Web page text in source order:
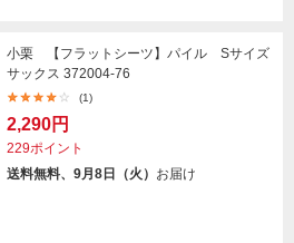
小栗 【フラットシーツ】パイル Sサイズ
サックス 372004-76
(1)
2,290円
229ポイント
送料無料、9月8日（火） お届け